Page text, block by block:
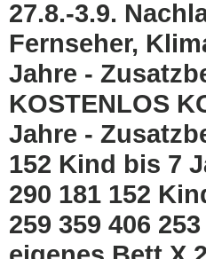
27.8.-3.9.
Fernseher,
Jahre -
KOSTENLOS
Jahre -
152 Kind bis 7
290 181 152
259 359 406